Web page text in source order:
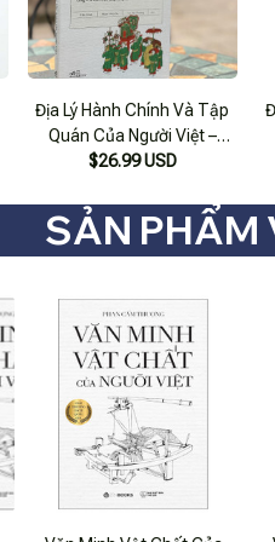
Địa Lý Hành Chính Và Tập
Quán Của Người Việt –
Nguyễn Văn Huyên - Nhã
$26.99 USD
SẢN PHẨM